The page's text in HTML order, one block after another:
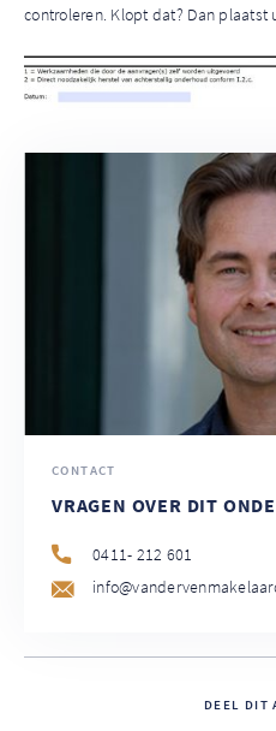
controleren. Klopt dat? Dan plaatst
CONTACT
VRAGEN OVER DIT
0411- 212 601
DEEL DIT